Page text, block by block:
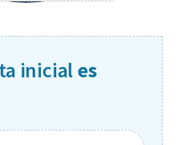
iniciales